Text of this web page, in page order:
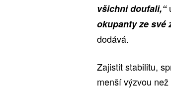
všichni doufali,“
okupanty ze své
dodává.
Zajistit stabilitu,
menší výzvou